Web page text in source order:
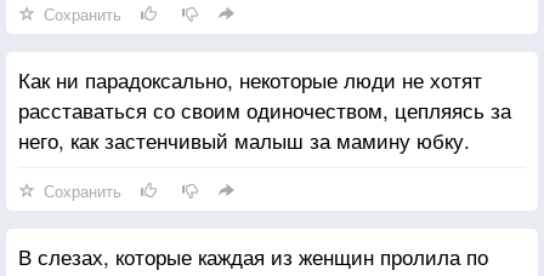
Сохранить
Как ни парадоксально, некоторые люди не хотят
расставаться со своим одиночеством, цепляясь за
него, как застенчивый малыш за мамину юбку.
Сохранить
В слезах, которые каждая из женщин пролила по